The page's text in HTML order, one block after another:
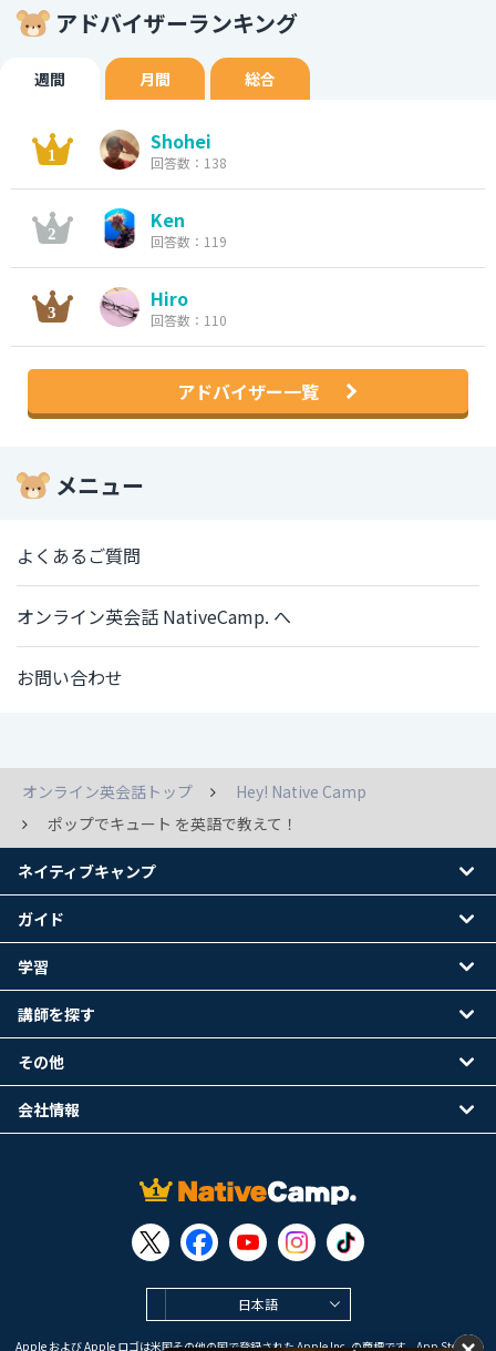
アドバイザーランキング
週間 月間 総合
Shohei
回答数：138
Ken
回答数：119
Hiro
回答数：110
アドバイザー一覧
メニュー
よくあるご質問
オンライン英会話 NativeCamp. へ
お問い合わせ
オンライン英会話トップ
Hey! Native Camp
ポップでキュート を英語で教えて！
日本語
Apple および Apple ロゴは米国その他の国で登録された Apple Inc. の商標です。App Store は
ネイティブキャンプ
ガイド
学習
講師を探す
その他
会社情報